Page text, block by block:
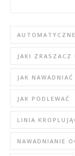
JAKI ZRASZACZ
JAK NAWADNIAĆ
JAK PODLEWAĆ
LINIA
NAWADNIANIE